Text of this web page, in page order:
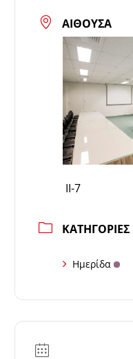
ΑΊΘΟΥΣΑ
ΙΙ-7
ΚΑΤΗΓΟΡΊΕΣ
Ημερίδα